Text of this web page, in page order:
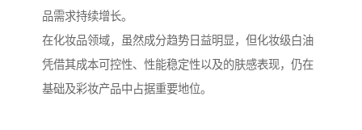
品需求持续增长。
在化妆品领域，虽然成分趋势日益明显，但化妆级白油
凭借其成本可控性、性能稳定性以及的肤感表现，仍在
基础及彩妆产品中占据重要地位。